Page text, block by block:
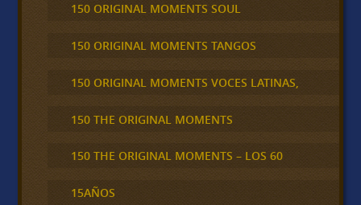
150 ORIGINAL MOMENTS SOUL
150 ORIGINAL MOMENTS TANGOS
150 ORIGINAL MOMENTS VOCES LATINAS,
150 THE ORIGINAL MOMENTS
150 THE ORIGINAL MOMENTS – LOS 60
15AÑOS